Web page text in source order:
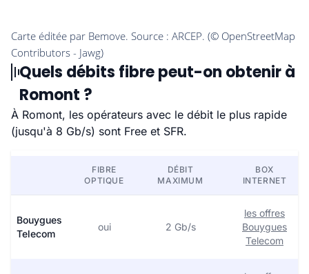
Quels débits fibre peut-on obtenir à
Romont ?
À Romont, les opérateurs avec le débit le plus rapide
(jusqu'à 8 Gb/s) sont Free et SFR.
FIBRE
OPTIQUE
DÉBIT
MAXIMUM
BOX
INTERNET
Bouygues
Telecom
oui 2 Gb/s
les offres
Bouygues
Telecom